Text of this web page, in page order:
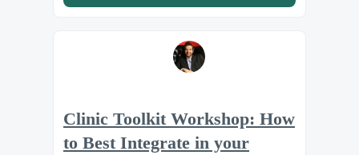
Clinic Toolkit Workshop: How
to Best Integrate in your